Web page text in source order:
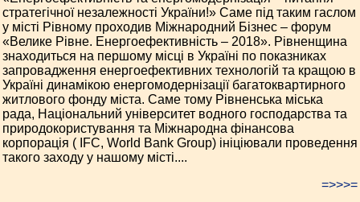
стратегічної незалежності України!» Саме під таким гаслом
у місті Рівному проходив Міжнародний Бізнес – форум
«Велике Рівне. Енергоефективність – 2018». Рівненщина
знаходиться на першому місці в Україні по показниках
запровадження енергоефективних технологій та кращою в
Україні динамікою енергомодернізації багатоквартирного
житлового фонду міста. Саме тому Рівненська міська
рада, Національний університет водного господарства та
природокористування та Міжнародна фінансова
корпорація ( IFC, World Bank Group) ініціювали проведення
такого заходу у нашому місті....
=>>>=